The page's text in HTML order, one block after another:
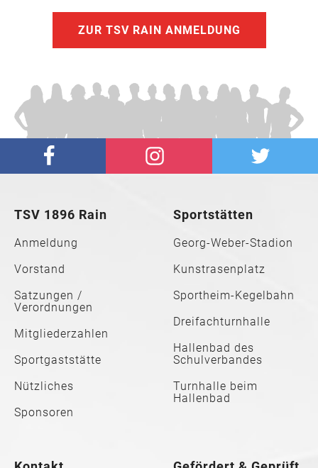
ZUR TSV RAIN ANMELDUNG
TSV 1896 Rain
Anmeldung
Vorstand
Satzungen /
Verordnungen
Mitgliederzahlen
Sportgaststätte
Nützliches
Sponsoren
Sportstätten
Georg-Weber-Stadion
Kunstrasenplatz
Sportheim-Kegelbahn
Dreifachturnhalle
Hallenbad des
Schulverbandes
Turnhalle beim
Hallenbad